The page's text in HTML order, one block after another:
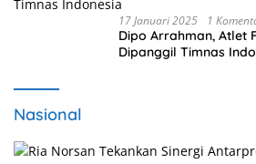
17 Januari 2025 1
Dipo Arrahman, Atlet
Dipanggil Timnas
Nasional